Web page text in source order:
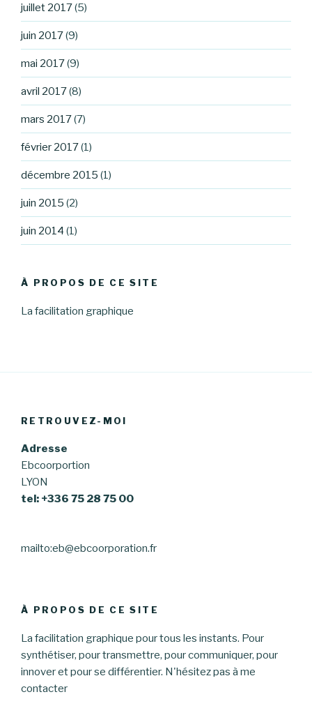
juillet 2017(5)
juin 2017(9)
mai 2017(9)
avril 2017(8)
mars 2017(7)
février 2017(1)
décembre 2015 (1)
juin 2015 (2)
juin 2014 (1)
À PROPOS DE CE SITE
La facilitation graphique
RETROUVEZ-MOI
Adresse
Ebcoorportion
LYON
tel: +336 75 28 75 00
mailto:eb@ebcoorporation.fr
À PROPOS DE CE SITE
La facilitation graphique pour tous les instants. Pour
synthétiser, pour transmettre, pour communiquer, pour
innover et pour se différentier. N'hésitez pas à me
contacter